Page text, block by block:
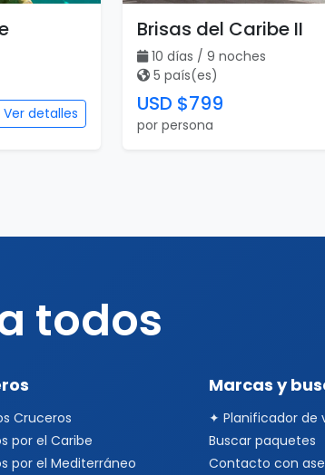
Ver detalles
Brisas del Caribe II
10 días / 9 noches
5 país(es)
USD $799
por persona
todos
Cruceros
por el Caribe
por el Mediterráneo
Marcas y
✦ Planificador de
Buscar paquetes
Contacto con